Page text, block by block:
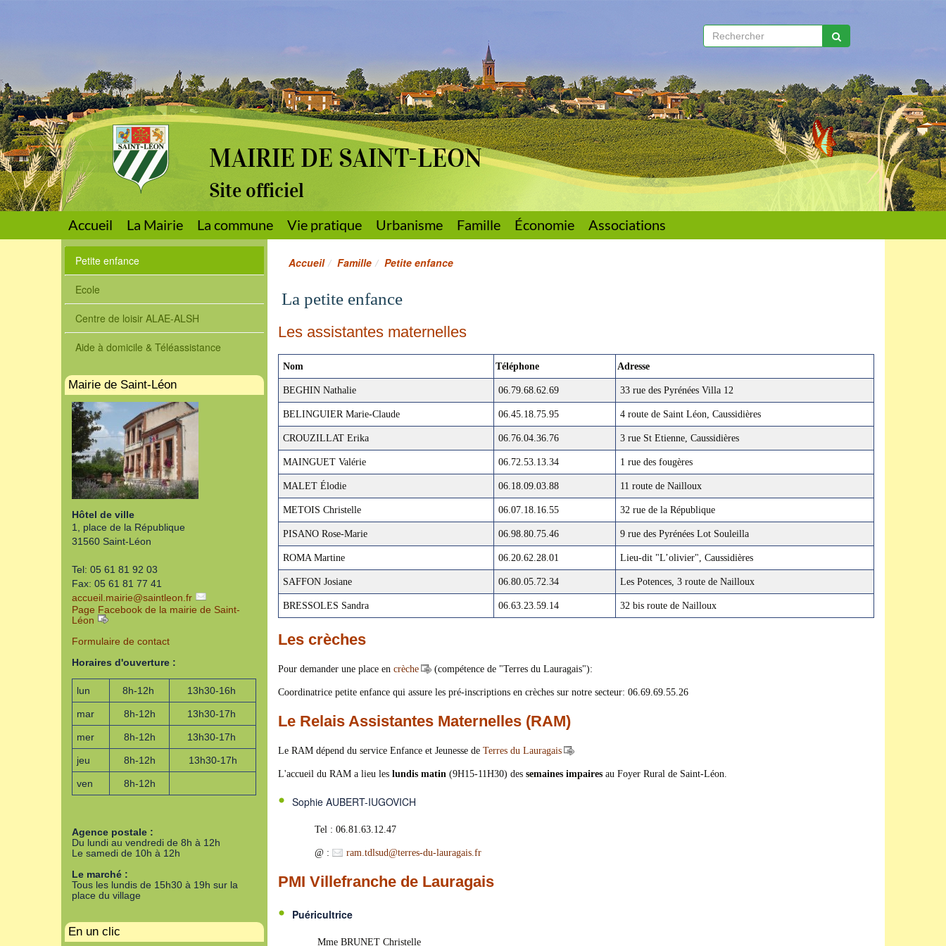
MAIRIE DE SAINT-LEON
Site officiel
Accueil La Mairie La commune Vie pratique Urbanisme Famille Économie Associations
Accueil Famille Petite enfance
La petite enfance
Les assistantes maternelles
Nom Téléphone Adresse
BEGHIN Nathalie 06.79.68.62.69 33 rue des Pyrénées Villa 12
BELINGUIER Marie-Claude 06.45.18.75.95 4 route de Saint Léon, Caussidières
CROUZILLAT Erika 06.76.04.36.76 3 rue St Etienne, Caussidières
MAINGUET Valérie 06.72.53.13.34 1 rue des fougères
MALET Élodie 06.18.09.03.88 11 route de Nailloux
METOIS Christelle 06.07.18.16.55 32 rue de la République
PISANO Rose-Marie 06.98.80.75.46 9 rue des Pyrénées Lot Souleilla
ROMA Martine 06.20.62.28.01 Lieu-dit "L’olivier", Caussidières
SAFFON Josiane 06.80.05.72.34 Les Potences, 3 route de Nailloux
BRESSOLES Sandra 06.63.23.59.14 32 bis route de Nailloux
Les crèches
Pour demander une place en crèche (compétence de "Terres du Lauragais"):
Coordinatrice petite enfance qui assure les pré-inscriptions en crèches sur notre secteur: 06.69.69.55.26
Le Relais Assistantes Maternelles (RAM)
Le RAM dépend du service Enfance et Jeunesse de Terres du Lauragais
L'accueil du RAM a lieu les lundis matin(9H15-11H30) des semaines impairesau Foyer Rural de Saint-Léon.
Sophie AUBERT-IUGOVICH
Tel : 06.81.63.12.47
@ : ram.tdlsud@terres-du-lauragais.fr
PMI Villefranche de Lauragais
Puéricultrice
Mme BRUNET Christelle
Petite enfance
Ecole
Centre de loisir ALAE-ALSH
Aide à domicile & Téléassistance
Mairie de Saint-Léon
Hôtel de ville
1, place de la République
31560 Saint-Léon
Tel: 05 61 81 92 03
Fax: 05 61 81 77 41
accueil.mairie@saintleon.fr
Page Facebook de la mairie de Saint-
Léon
Formulaire de contact
Horaires d'ouverture :
lun 8h-12h 13h30-16h
mar 8h-12h 13h30-17h
mer 8h-12h 13h30-17h
jeu 8h-12h 13h30-17h
ven 8h-12h
Agence postale :
Du lundi au vendredi de 8h à 12h
Le samedi de 10h à 12h
Le marché :
Tous les lundis de 15h30 à 19h sur la
place du village
En un clic